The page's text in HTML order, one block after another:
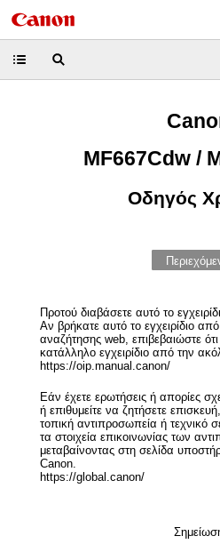
MF667Cdw /
Οδηγός
Προτού διαβάσετε αυτό το
Αν βρήκατε αυτό το εγχειρίδιο
αναζήτησης web, επιβεβαιώστε ότι
κατάλληλο εγχειρίδιο από την
https://oip.manual.canon/
Εάν έχετε ερωτήσεις ή απορίες
ή επιθυμείτε να ζητήσετε
τοπική αντιπροσωπεία ή τεχνικό
τα στοιχεία επικοινωνίας των
μεταβαίνοντας στη σελίδα
Canon.
https://global.canon/